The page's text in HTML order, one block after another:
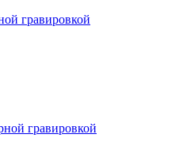
гравировкой
гравировкой